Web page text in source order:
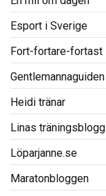
Esport i Sverige
Fort-fortare-fortast
Gentlemannaguiden
Heidi tränar
Linas träningsblogg
Löparjanne.se
Maratonbloggen